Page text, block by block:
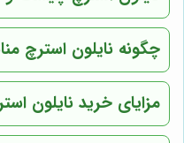
چگونه نایلون استرچ
مزایای خرید نایلون